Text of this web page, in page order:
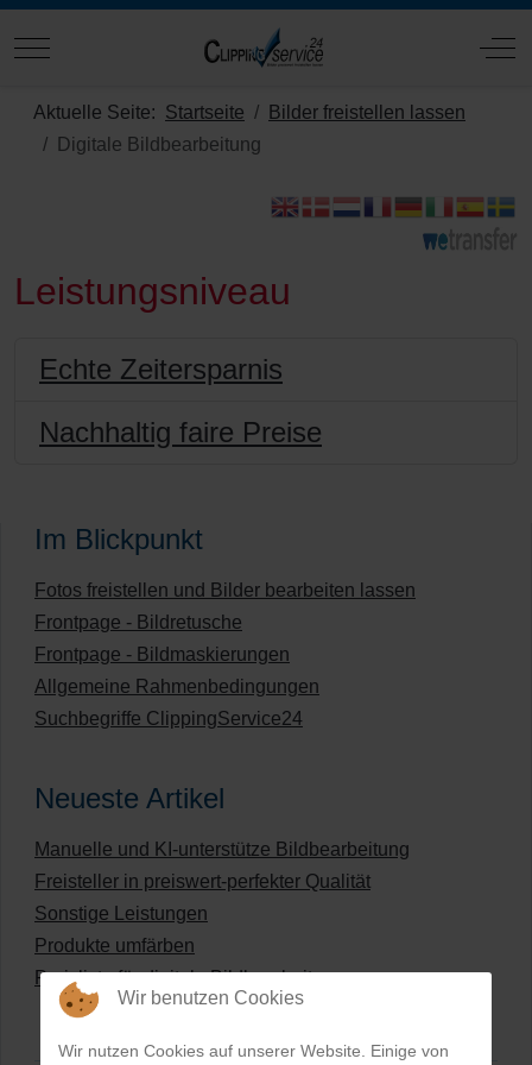
Mobile Menu Toggle Off-
Aktuelle Seite: Startseite
Bilder freistellen lassen
Digitale Bildbearbeitung
Leistungsniveau
Echte Zeitersparnis
Nachhaltig faire Preise
Im Blickpunkt
Fotos freistellen und Bilder bearbeiten lassen
Frontpage - Bildretusche
Frontpage - Bildmaskierungen
Allgemeine Rahmenbedingungen
Suchbegriffe ClippingService24
Neueste Artikel
Manuelle und KI-unterstütze Bildbearbeitung
Freisteller in preiswert-perfekter Qualität
Sonstige Leistungen
Produkte umfärben
Preisliste für digitale Bildbearbeitung
Wir benutzen Cookies
Wir nutzen Cookies auf unserer Website. Einige von